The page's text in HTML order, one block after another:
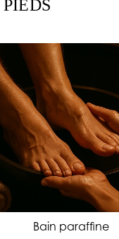
Bain paraffine